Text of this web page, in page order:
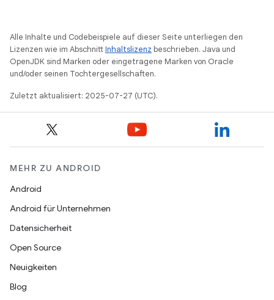
Alle Inhalte und Codebeispiele auf dieser Seite unterliegen den
Lizenzen wie im AbschnittInhaltslizenz beschrieben. Java und
OpenJDK sind Marken oder eingetragene Marken von Oracle
und/oder seinen Tochtergesellschaften.
Zuletzt aktualisiert: 2025-07-27 (UTC).
MEHR ZU ANDROID
Android
Android für Unternehmen
Datensicherheit
Open Source
Neuigkeiten
Blog